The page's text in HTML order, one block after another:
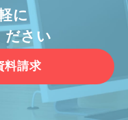
に
さい
料請求